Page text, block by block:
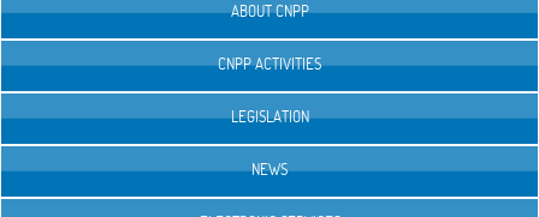
ABOUT CNPP
CNPP ACTIVITIES
LEGISLATION
NEWS